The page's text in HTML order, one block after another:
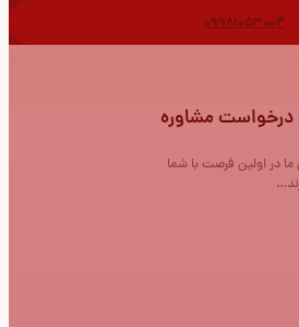
09981053004
مشاوره
ما در اولین فرصت با شما